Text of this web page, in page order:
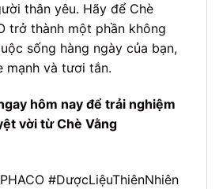
thân yêu. Hãy để Chè
trở thành một phần không
sống hàng ngày của bạn,
mạnh và tươi tắn.
hôm nay để trải nghiệm
vời từ Chè Vằng
#DượcLiệuThiênNhiên